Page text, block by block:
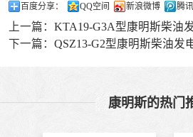
百度分享： QQ空间 新浪微博 腾
上一篇： KTA19-G3A型康明斯柴油
下一篇： QSZ13-G2型康明斯柴油发
康明斯的热门